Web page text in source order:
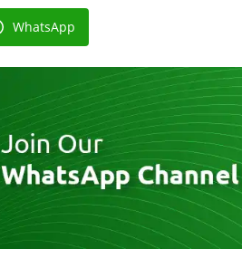
WhatsApp